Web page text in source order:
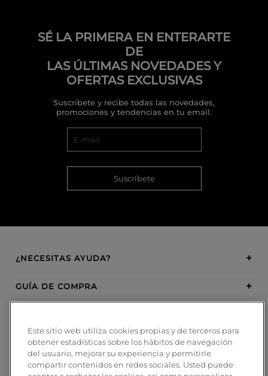
SÉ LA PRIMERA EN ENTERARTE
DE
LAS ÚLTIMAS NOVEDADES Y
OFERTAS EXCLUSIVAS
Suscríbete y recibe todas las novedades,
promociones y tendencias en tu email.
Suscríbete
¿NECESITAS AYUDA?
GUÍA DE COMPRA
INSPIRATION
Este sitio web utiliza cookies propias y de terceros para
obtener estadísticas sobre los hábitos de navegación
del usuario, mejorar su experiencia y permitirle
compartir contenidos en redes sociales. Usted puede